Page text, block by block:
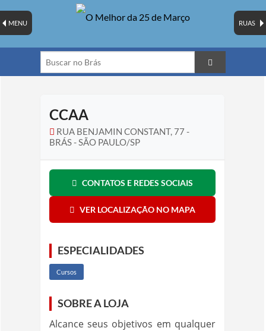
RUAS
MENU
CCAA
RUA BENJAMIN CONSTANT, 77 -
BRÁS - SÃO PAULO/SP
CONTATOS E REDES SOCIAIS
VER LOCALIZAÇÃO NO MAPA
ESPECIALIDADES
Cursos
SOBRE A LOJA
Alcance seus objetivos em qualquer